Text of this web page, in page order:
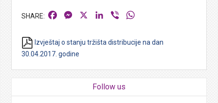
FacebookMessengerLinkedIn
Viber
Izvještaj o stanju tržišta distribucije na dan
30.04.2017. godine
Follow us